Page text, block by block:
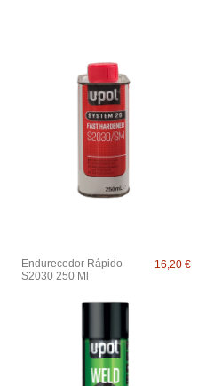
Endurecedor Rápido
S2030 250 Ml
16,20 €